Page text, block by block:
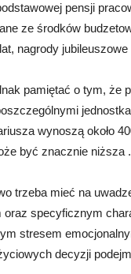
pensji
ze środków
nagrody
pamiętać o tym, że
wynoszą około
być znacznie niższa .
trzeba mieć na
oraz specyficznym
stresem
decyzji